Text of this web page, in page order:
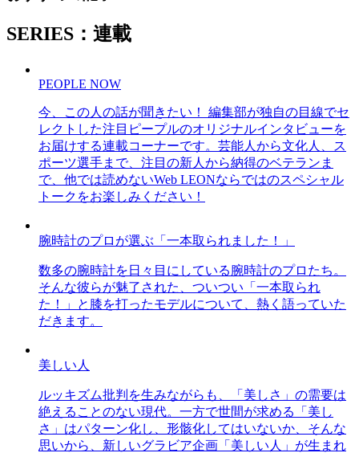
SERIES：連載
PEOPLE NOW
今、この人の話が聞きたい！ 編集部が独自の目線でセ
レクトした注目ピープルのオリジナルインタビューを
お届けする連載コーナーです。芸能人から文化人、ス
ポーツ選手まで、注目の新人から納得のベテランま
で、他では読めないWeb LEONならではのスペシャル
トークをお楽しみください！
腕時計のプロが選ぶ「一本取られました！」
数多の腕時計を日々目にしている腕時計のプロたち。
そんな彼らが魅了された、ついつい「一本取られ
た！」と膝を打ったモデルについて、熱く語っていた
だきます。
美しい人
ルッキズム批判を生みながらも、「美しさ」の需要は
絶えることのない現代。一方で世間が求める「美し
さ」はパターン化し、形骸化してはいないか、そんな
思いから、新しいグラビア企画「美しい人」が生まれ